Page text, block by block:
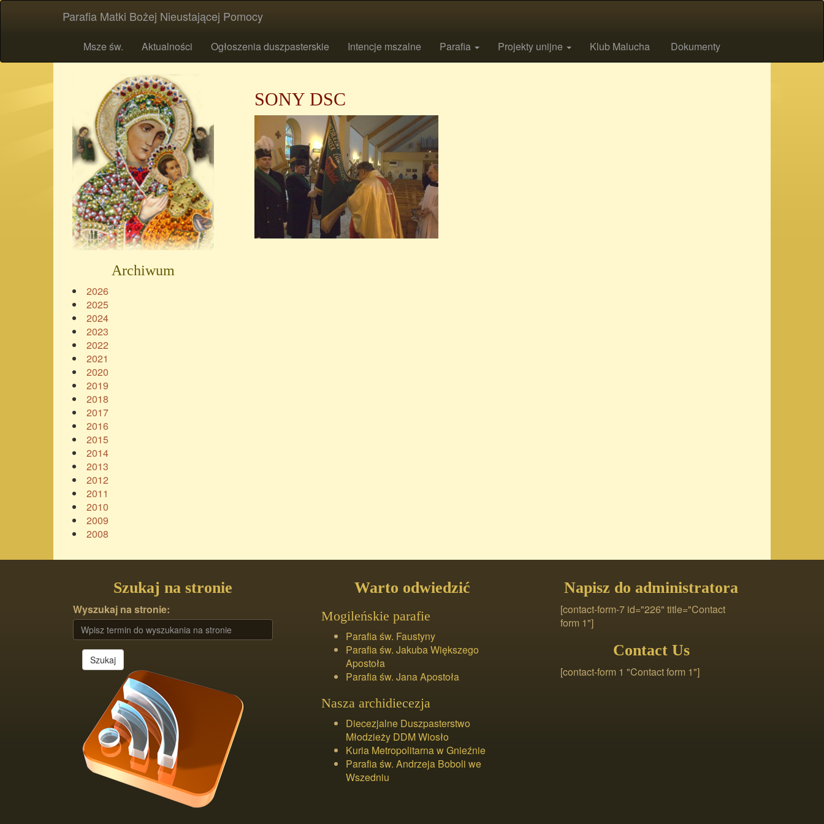
Parafia Matki Bożej Nieustającej Pomocy
Msze św. Aktualności Ogłoszenia duszpasterskie Intencje mszalne Parafia Projekty unijne Klub Malucha Dokumenty
SONY DSC
Archiwum
2026
2025
2024
2023
2022
2021
2020
2019
2018
2017
2016
2015
2014
2013
2012
2011
2010
2009
2008
Szukaj na stronie
Wyszukaj na stronie:
Szukaj
Warto odwiedzić
Mogileńskie parafie
Parafia św. Faustyny
Parafia św. Jakuba Większego
Apostoła
Parafia św. Jana Apostoła
Nasza archidiecezja
Diecezjalne Duszpasterstwo
Młodzieży DDM Wiosło
Kuria Metropolitarna w Gnieźnie
Parafia św. Andrzeja Boboli we
Wszedniu
Napisz do administratora
[contact-form-7 id="226" title="Contact
form 1"]
Contact Us
[contact-form 1 "Contact form 1"]